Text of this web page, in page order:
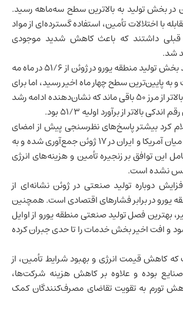
در بخش تولید به بالاترین سطح سه‌ماهه رسید.
با اختلالات تأمین، استفاده گسترده‌ای از مواد
قبلی داشتند که باعث کاهش شدید موجودی
شد.
شاخص مدیران خرید بخش تولید منطقه یورو در ژوئن از ۵۱/۶ در ماه مه
و به پایین‌ترین سطح چهار ماه اخیر رسید، اما برای
پنجمین ماه متوالی بالاتر از مرز ۵۰ باقی ماند که نشان‌دهنده ادامه رشد
بالاتر از برآورد اولیه ۵۱/۳ بود.
کرد بیشتر پاسخ‌های نظرسنجی پیش از امضای
تفاهم‌نامه آتش‌بس میان آمریکا و ایران در ۱۷ ژوئن جمع‌آوری شده و به
این توافق بر زنجیره تأمین و هزینه‌های انرژی
نشده است.
دوباره تولید صنعتی در ژوئن نشانه‌ای از
یورو در برابر فشارهای اقتصادی است. همچنین
بهترین فصل تولید صنعتی منطقه یورو از اوایل
و افت اخیر بخش خدمات را تا حدی جبران کرده
کاهش قیمت انرژی و بهبود شرایط تأمین، از
بوده و علاوه بر کاهش هزینه شرکت‌ها،
تورم به تقویت تقاضای مصرف‌کنندگان کمک